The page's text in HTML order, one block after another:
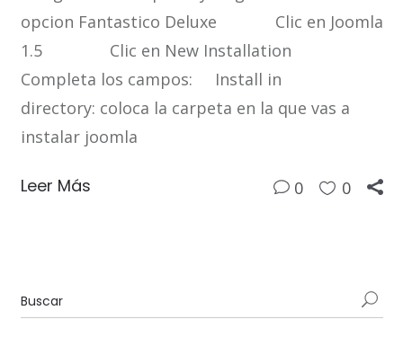
opcion Fantastico Deluxe Clic en Joomla
1.5 Clic en New Installation
Completa los campos: Install in
directory: coloca la carpeta en la que vas a
instalar joomla
Leer Más 0 0